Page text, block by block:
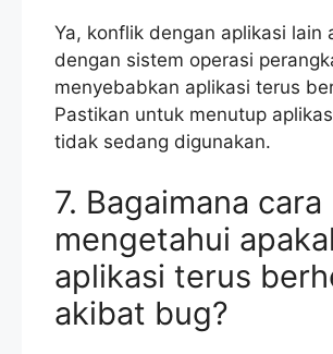
Ya, konflik dengan aplikasi lain
dengan sistem operasi
menyebabkan aplikasi terus
Pastikan untuk menutup
tidak sedang digunakan.
7. Bagaimana cara
mengetahui
aplikasi terus
akibat bug?